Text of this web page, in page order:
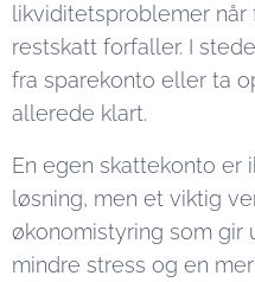
likviditetsproblemer
restskatt forfaller. I
fra sparekonto eller ta
allerede klart.
En egen skattekonto er
løsning, men et viktig
økonomistyring som gir
mindre stress og en